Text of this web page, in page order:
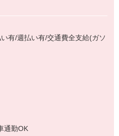
ト可能！
も充実◎
叶う、効率重視の方に最適な環境
有/週払い有/交通費全支給(ガソ
通勤OK